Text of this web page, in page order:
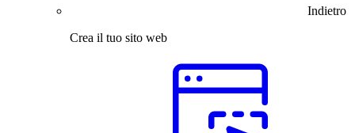
Indietro
Crea il tuo sito web